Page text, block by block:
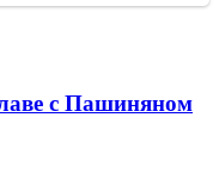
с Пашиняном